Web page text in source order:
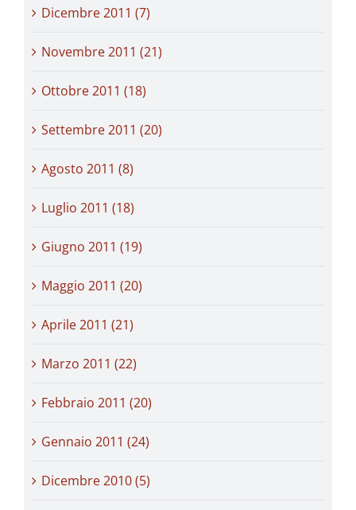
Dicembre 2011 (7)
Novembre 2011 (21)
Ottobre 2011 (18)
Settembre 2011 (20)
Agosto 2011 (8)
Luglio 2011 (18)
Giugno 2011 (19)
Maggio 2011 (20)
Aprile 2011 (21)
Marzo 2011 (22)
Febbraio 2011 (20)
Gennaio 2011 (24)
Dicembre 2010 (5)